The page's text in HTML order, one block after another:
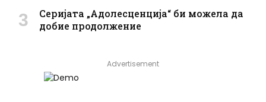
Серијата „Адолесценција“ би можела да
добие продолжение
Advertisement